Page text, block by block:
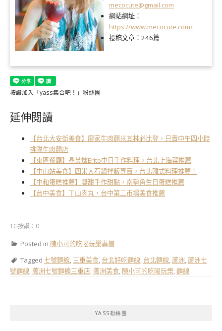
mecocute@gmail.com
網站網址：
https://www.mecocute.com/
投稿文章： 246篇
按讚加入「yass集合吧！」粉絲團
延伸閱讀
【台北大安街美食】廖家牛肉麵米其林必比登，只賣中午四小時
排隊牛肉麵店
【東區餐廳】晶英燴Erito中日手作料理，台北上海菜推薦
【中山站美食】四米大石鍋拌飯專賣，台北韓式料理推薦！
【中和蛋糕推薦】凝甜手作甜點，南勢角生日蛋糕推薦
【台中美食】丁山肉丸，台中第二市場美食推薦
TG按讚：0
Posted in 陳小可的吃喝玩樂專欄
Tagged 七號麵線, 三重美食, 台北好吃麵線, 台北麵線, 蘆洲, 蘆洲七
號麵線, 蘆洲七號麵線三重店, 蘆洲美食, 陳小可的吃喝玩樂,麵線
YASS粉絲團